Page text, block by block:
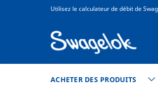
text.skipToContent
text.skipToNavigationUtilisez le calculateur de débit de
ACHETER DES PRODUITS